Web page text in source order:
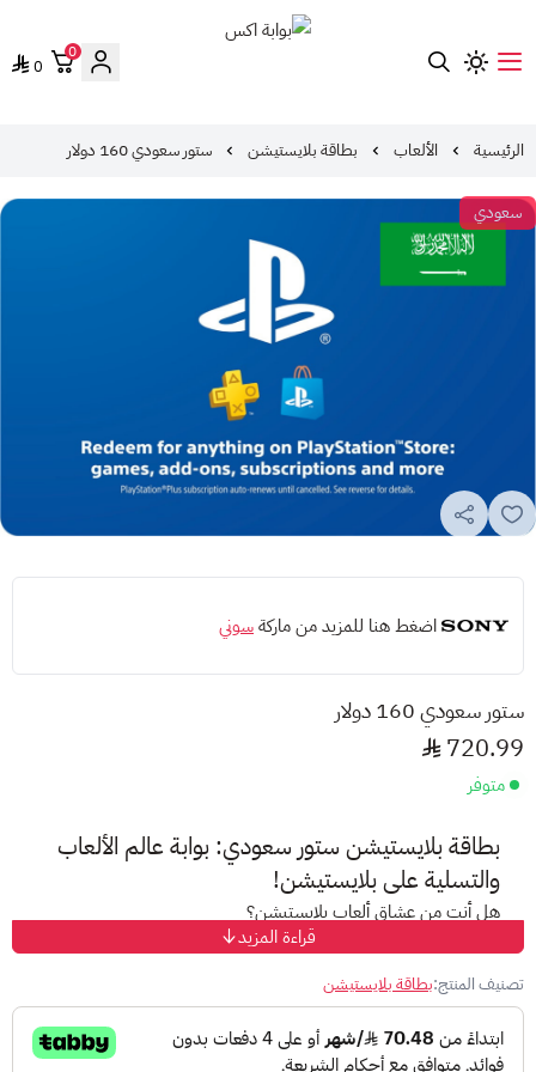
0
0
الرئيسية الألعاب بطاقة بلايستيشن ستور سعودي 160 دولار
سعودي
اضغط هنا للمزيد من ماركةسوني
ستور سعودي 160 دولار
720.99
متوفر
بطاقة بلايستيشن ستور سعودي: بوابة عالم الألعاب
والتسلية على بلايستيشن!
هل أنت من عشاق ألعاب بلايستيشن؟
واستمتع بتجربة لعب استثنائية!
ما هي بطاقة بلايستيشن؟
قراءة المزيد
تصنيف المنتج:بطاقة بلايستيشن